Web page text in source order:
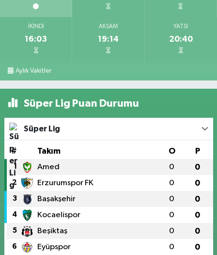
İKINDI
16:03
AKŞAM
19:14
YATSI
20:40
Aylık Vakitler
Süper Lig Puan Durumu
Süper Lig
# Takım O P
1 Amed 0 0
2 Erzurumspor FK 0 0
3 Başakşehir 0 0
4 Kocaelispor 0 0
5 Beşiktaş 0 0
6 Eyüpspor 0 0